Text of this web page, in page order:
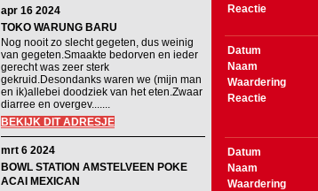
apr 16 2024
TOKO WARUNG BARU
Nog nooit zo slecht gegeten, dus weinig
van gegeten.Smaakte bedorven en ieder
gerecht was zeer sterk
gekruid.Desondanks waren we (mijn man
en ik)allebei doodziek van het eten.Zwaar
diarree en overgev.......
BEKIJK DIT ADRESJE
mrt 6 2024
BOWL STATION AMSTELVEEN POKE
ACAI MEXICAN
Reactie
Datum
Naam
Waardering
Reactie
Datum
Naam
Waardering